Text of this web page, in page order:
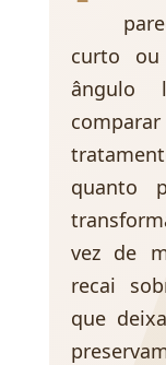
curto
ângulo
quanto
vez de
recai
que